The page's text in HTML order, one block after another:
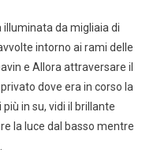
illuminata da migliaia di
intorno ai rami delle
e Allora attraversare il
dove era in corso la
in su, vidi il brillante
la luce dal basso mentre